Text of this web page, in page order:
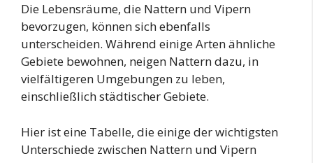
Die Lebensräume, die Nattern und Vipern
bevorzugen, können sich ebenfalls
unterscheiden. Während einige Arten ähnliche
Gebiete bewohnen, neigen Nattern dazu, in
vielfältigeren Umgebungen zu leben,
einschließlich städtischer Gebiete.
Hier ist eine Tabelle, die einige der wichtigsten
Unterschiede zwischen Nattern und Vipern